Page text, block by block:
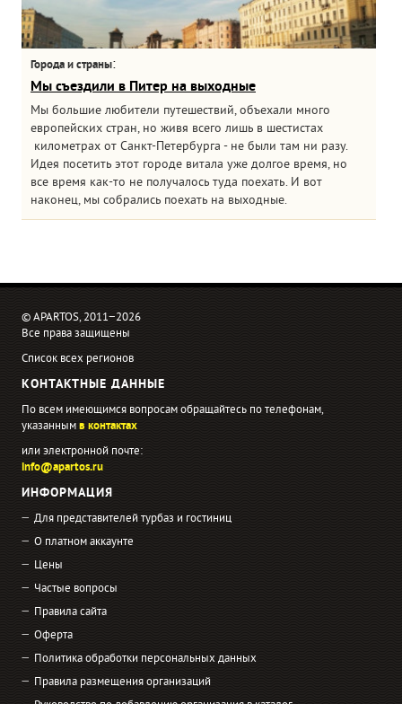
Города и страны:
Мы съездили в Питер на выходные
Мы большие любители путешествий, объехали много
европейских стран, но живя всего лишь в шестистах
километрах от Санкт-Петербурга - не были там ни разу.
Идея посетить этот городе витала уже долгое время, но
все время как-то не получалось туда поехать. И вот
наконец, мы собрались поехать на выходные.
© APARTOS, 2011−2026
Все права защищены
Список всех регионов
КОНТАКТНЫЕ ДАННЫЕ
По всем имеющимся вопросам обращайтесь по телефонам,
указаннымв контактах
или электронной почте:
info@apartos.ru
ИНФОРМАЦИЯ
Для представителей турбаз и гостиниц
О платном аккаунте
Цены
Частые вопросы
Правила сайта
Оферта
Политика обработки персональных данных
Правила размещения организаций